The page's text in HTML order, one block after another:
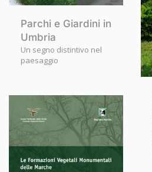
Parchi e Giardini in
Umbria
Un segno distintivo nel
paesaggio